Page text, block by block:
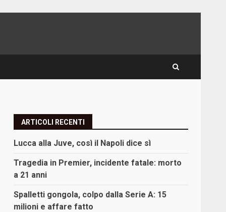
ARTICOLI RECENTI
Lucca alla Juve, così il Napoli dice sì
Tragedia in Premier, incidente fatale: morto
a 21 anni
Spalletti gongola, colpo dalla Serie A: 15
milioni e affare fatto